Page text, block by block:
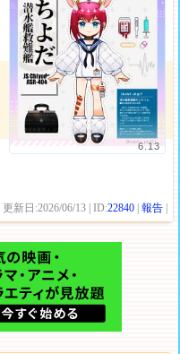
6.13
| 更新日:2026/06/13 | ID:22840 |報告